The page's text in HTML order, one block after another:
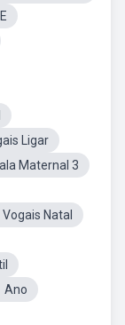
Ligar
Maternal 3
Natal
Ano